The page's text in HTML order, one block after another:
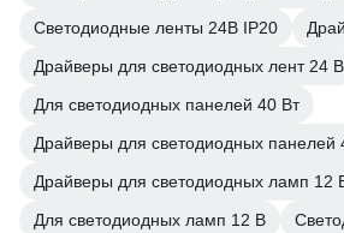
Светодиодные ленты 24В IP20
Драйверы для светодиодных лент 24 В
Для светодиодных панелей 40 Вт
Драйверы для светодиодных панелей
Драйверы для светодиодных ламп 12
Для светодиодных ламп 12 В